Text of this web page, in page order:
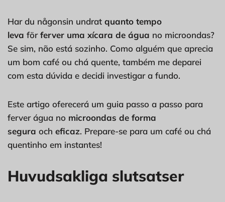
Har du någonsin undrat quanto tempo
leva förferver uma xícara de água no microondas?
Se sim, não está sozinho. Como alguém que aprecia
um bom café ou chá quente, também me deparei
com esta dúvida e decidi investigar a fundo.
Este artigo oferecerá um guia passo a passo para
ferver água no microondas de forma
segura och eficaz. Prepare-se para um café ou chá
quentinho em instantes!
Huvudsakliga slutsatser